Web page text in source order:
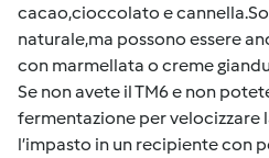
cacao,cioccolato e
naturale,ma possono essere
con marmellata o creme
Se non avete il TM6 e non
fermentazione per velocizzare
l’impasto in un recipiente con